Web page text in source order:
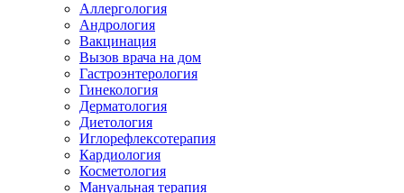
Аллергология
Андрология
Вакцинация
Вызов врача на дом
Гастроэнтерология
Гинекология
Дерматология
Диетология
Иглорефлексотерапия
Кардиология
Косметология
Мануальная терапия